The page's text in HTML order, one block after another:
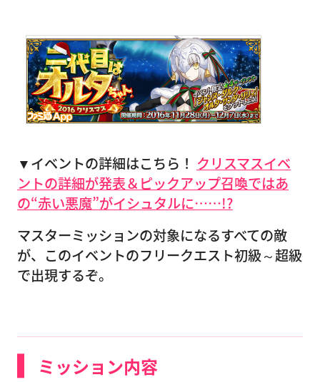
▼イベントの詳細はこちら！ クリスマスイベ
ントの詳細が発表＆ピックアップ召喚ではあ
の“赤い悪魔”がイシュタルに……!?
マスターミッションの対象になるすべての敵
が、このイベントのフリークエスト初級～超級
で出現するぞ。
ミッション内容